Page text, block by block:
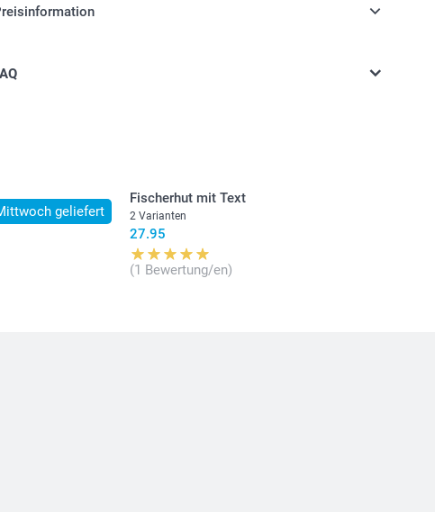
verstehen sich in Schweizer Franken (CHF) inkl. MwSt. und
geliefert
Fischerhut mit Text
2 Varianten
27.95
(1 Bewertung/en)